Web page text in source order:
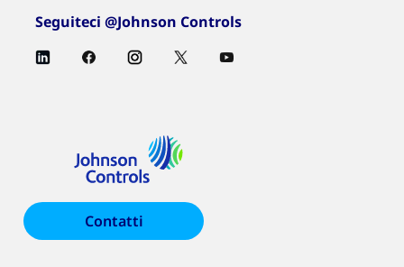
Seguiteci @Johnson Controls
Contatti